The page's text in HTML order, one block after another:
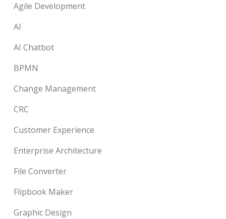
Agile Development
AI
AI Chatbot
BPMN
Change Management
CRC
Customer Experience
Enterprise Architecture
File Converter
Flipbook Maker
Graphic Design